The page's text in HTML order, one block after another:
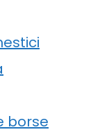
borse